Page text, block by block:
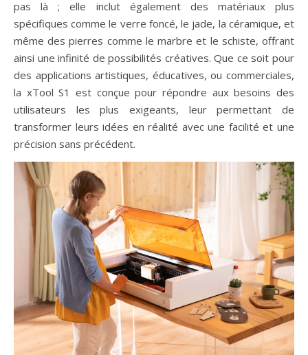
pas là ; elle inclut également des matériaux plus
spécifiques comme le verre foncé, le jade, la céramique, et
même des pierres comme le marbre et le schiste, offrant
ainsi une infinité de possibilités créatives. Que ce soit pour
des applications artistiques, éducatives, ou commerciales,
la xTool S1 est conçue pour répondre aux besoins des
utilisateurs les plus exigeants, leur permettant de
transformer leurs idées en réalité avec une facilité et une
précision sans précédent.